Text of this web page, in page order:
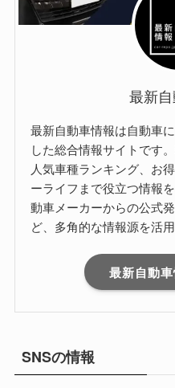
最新
最新自動車情報は自動車
した総合情報サイトです
人気車種ランキング、お
ーライフまで役立つ情報
動車メーカーからの公式
ど、多角的な情報源を活用
最新自動
SNSの情報